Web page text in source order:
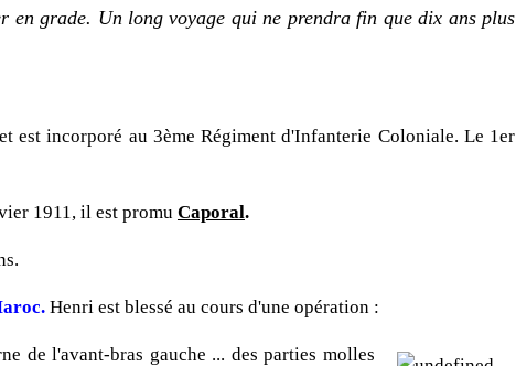
en grade. Un long voyage qui ne prendra fin que dix ans plus
est incorporé au 3ème Régiment d'Infanterie Coloniale. Le 1er
1911, il est promu Caporal.
Henri est blessé au cours d'une opération :
de l'avant-bras gauche ... des parties molles